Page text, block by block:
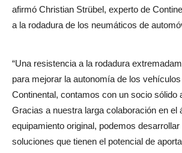
afirmó Christian Strübel, experto de
a la rodadura de los neumáticos de
“Una resistencia a la rodadura
para mejorar la autonomía de los
Continental, contamos con un socio sólido
Gracias a nuestra larga colaboración en el
equipamiento original, podemos
soluciones que tienen el potencial de